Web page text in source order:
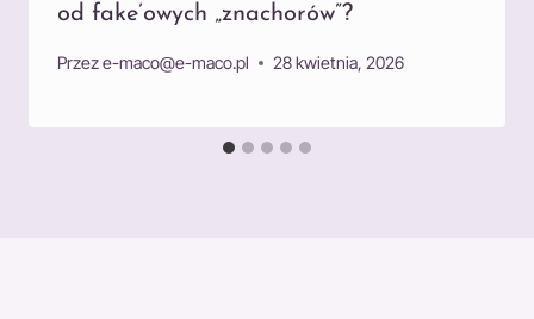
od fake’owych „znachorów”?
Przeze-maco@e-maco.pl 28 kwietnia, 2026